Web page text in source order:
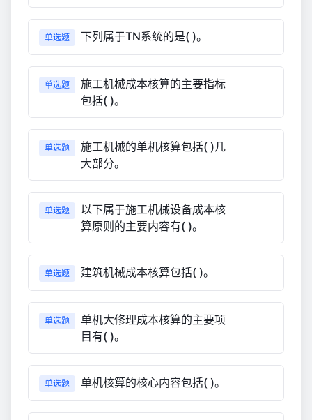
单选题 下列属于TN系统的是( )。
单选题
施工机械成本核算的主要指标
包括( )。
单选题
施工机械的单机核算包括( )几
大部分。
单选题
以下属于施工机械设备成本核
算原则的主要内容有( )。
单选题 建筑机械成本核算包括( )。
单选题
单机大修理成本核算的主要项
目有( )。
单选题 单机核算的核心内容包括( )。